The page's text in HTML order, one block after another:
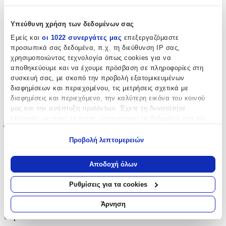
Υπεύθυνη χρήση των δεδομένων σας
Εμείς και οι 1022 συνεργάτες μας επεξεργαζόμαστε
προσωπικά σας δεδομένα, π.χ. τη διεύθυνση IP σας,
χρησιμοποιώντας τεχνολογία όπως cookies για να
αποθηκεύουμε και να έχουμε πρόσβαση σε πληροφορίες στη
συσκευή σας, με σκοπό την προβολή εξατομικευμένων
διαφημίσεων και περιεχομένου, τις μετρήσεις σχετικά με
διαφημίσεις και περιεχόμενο, την καλύτερη εικόνα του κοινού
μας και την ανάπτυξη προϊόντων. Έχετε τη δυνατότητα
Να συλλέξουμε πληροφορίες σχετικά με τη γεωγραφική
σας τοποθεσία, οι οποίες μπορεί να είναι ακριβείς σε
απόσταση μερικών μέτρων
Να αναγνωρίσουμε τη συσκευή σας σαρώνοντας ενεργά
για συγκεκριμένα χαρακτηριστικά (δακτυλικό αποτύπωμα)
Μάθετε περισσότερα σχετικά με τον τρόπο επεξεργασίας των
προσωπικών σας δεδομένων και καθορίστε τις προτιμήσεις σας
Προβολή λεπτομερειών
Αποδοχή όλων
Ρυθμίσεις για τα cookies
Άρνηση
Κίτρινο
Υλικό:
Ασήμι
Επιχρυσωμένα:
Ναι
Σετ:
Όχι
Σχέδιο
Clip